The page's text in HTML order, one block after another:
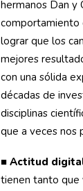
hermanos Dan y
comportamiento
lograr que los
mejores
con una sólida
décadas de
disciplinas
que a veces nos
■ Actitud
tienen tanto que